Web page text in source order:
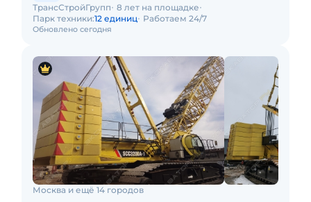
Обновлено сегодня
ТрансСтройГрупп 8 лет на площадке
Парк техники:12 единиц Работаем 24/7
Москва и ещё 14 городов